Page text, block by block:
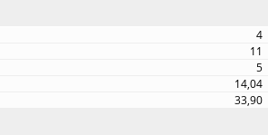
4
11
5
14,04
33,90